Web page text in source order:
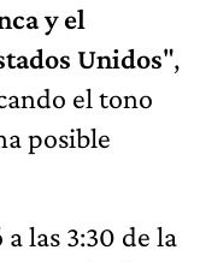
y el
Unidos",
el tono
posible
las 3:30 de la